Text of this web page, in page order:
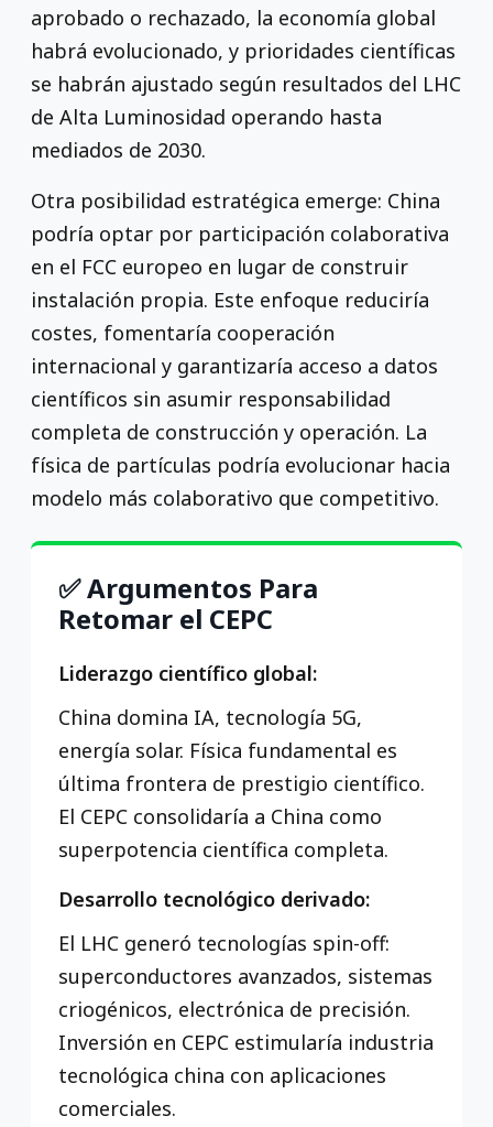
aprobado o rechazado, la economía global
habrá evolucionado, y prioridades científicas
se habrán ajustado según resultados del LHC
de Alta Luminosidad operando hasta
mediados de 2030.
Otra posibilidad estratégica emerge: China
podría optar por participación colaborativa
en el FCC europeo en lugar de construir
instalación propia. Este enfoque reduciría
costes, fomentaría cooperación
internacional y garantizaría acceso a datos
científicos sin asumir responsabilidad
completa de construcción y operación. La
física de partículas podría evolucionar hacia
modelo más colaborativo que competitivo.
✅ Argumentos Para
Retomar el CEPC
Liderazgo científico global:
China domina IA, tecnología 5G,
energía solar. Física fundamental es
última frontera de prestigio científico.
El CEPC consolidaría a China como
superpotencia científica completa.
Desarrollo tecnológico derivado:
El LHC generó tecnologías spin-off:
superconductores avanzados, sistemas
criogénicos, electrónica de precisión.
Inversión en CEPC estimularía industria
tecnológica china con aplicaciones
comerciales.